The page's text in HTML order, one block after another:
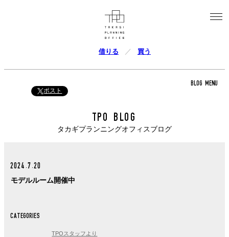
借りる 買う
ポスト
BLOG MENU
TPO BLOG
タカギプランニングオフィスブログ
2024.7.20
モデルルーム開催中
CATEGORIES
TPOスタッフより